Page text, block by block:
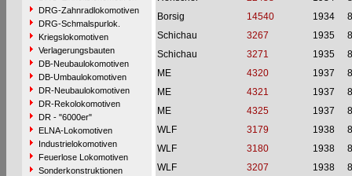
DRG-Zahnradlokomotiven
DRG-Schmalspurlok.
Kriegslokomotiven
Verlagerungsbauten
DB-Neubaulokomotiven
DB-Umbaulokomotiven
DR-Neubaulokomotiven
DR-Rekolokomotiven
DR - "6000er"
ELNA-Lokomotiven
Industrielokomotiven
Feuerlose Lokomotiven
Sonderkonstruktionen
Borsig
14540 1934
Schichau
3267 1935
Schichau
3271 1935
ME
4320 1937
ME
4321 1937
ME
4325 1937
WLF
3179 1938
WLF
3180 1938
WLF
3207 1938